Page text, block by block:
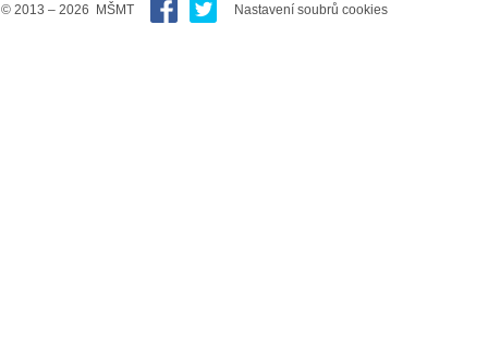
© 2013 – 2026 MŠMT Nastavení soubrů cookies